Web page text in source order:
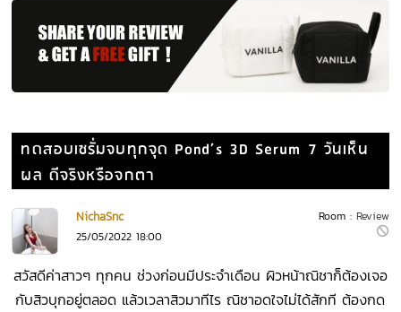
ทดสอบเซรั่มจบทุกจุด Pond’s 3D Serum 7 วันเห็น
ผล ดีจริงหรือจกตา
Room : Review
NichaSnc
25/05/2022 18:00
สวัสดีค่าสาวๆ ทุกคน ช่วงก่อนมีประจำเดือน ผิวหน้าณิชาก็ต้องเจอ
กับสิวบุกอยู่ตลอด แล้วเวลาสิวมาทีไร ณิชาอดใจไม่ได้สักที ต้องกด